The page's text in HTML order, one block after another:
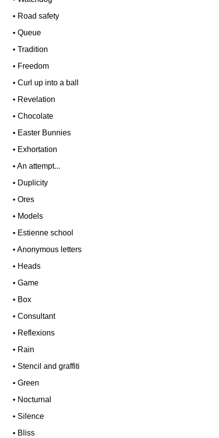
• Road safety
•Queue
•Tradition
• Freedom
•Curl up into a ball
• Revelation
•Chocolate
• Easter Bunnies
• Exhortation
•An attempt...
• Duplicity
•Ores
• Models
• Estienne school
•Anonymous letters
• Heads
•Game
• Box
•Consultant
• Reflexions
• Rain
• Stencil and graffiti
•Green
• Nocturnal
• Silence
• Bliss